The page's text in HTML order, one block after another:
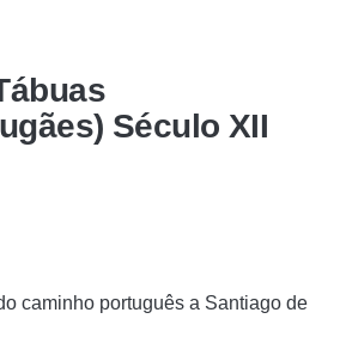
Século XII
caminho português a Santiago de